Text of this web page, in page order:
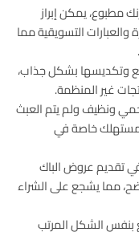
مطبوع، يمكن إبراز
والعبارات التسويقية مما
وتكديسها بشكل جذاب،
غير المنظمة.
ونظيف ولم يتم العبث
خاصة في
تقديم عروض الباك
وواضح، مما يشجع على الشراء
بنفس الشكل المرتب